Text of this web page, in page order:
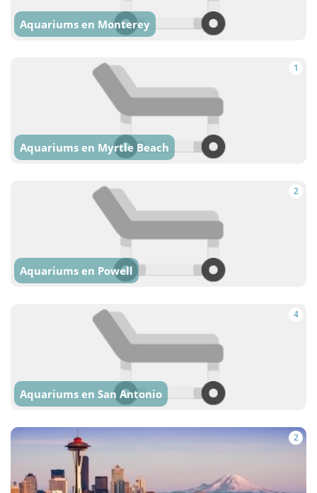
Aquariums en Monterey
1
Aquariums en Myrtle Beach
2
Aquariums en Powell
4
Aquariums en San Antonio
2